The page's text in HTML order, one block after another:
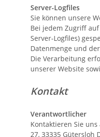
Server-Logfiles
Sie können unsere
Bei jedem Zugriff
Server-Logfiles)
Datenmenge und
Die Verarbeitung
unserer Website
Kontakt
Verantwortlicher
Kontaktieren Sie
27, 33335 Gütersloh